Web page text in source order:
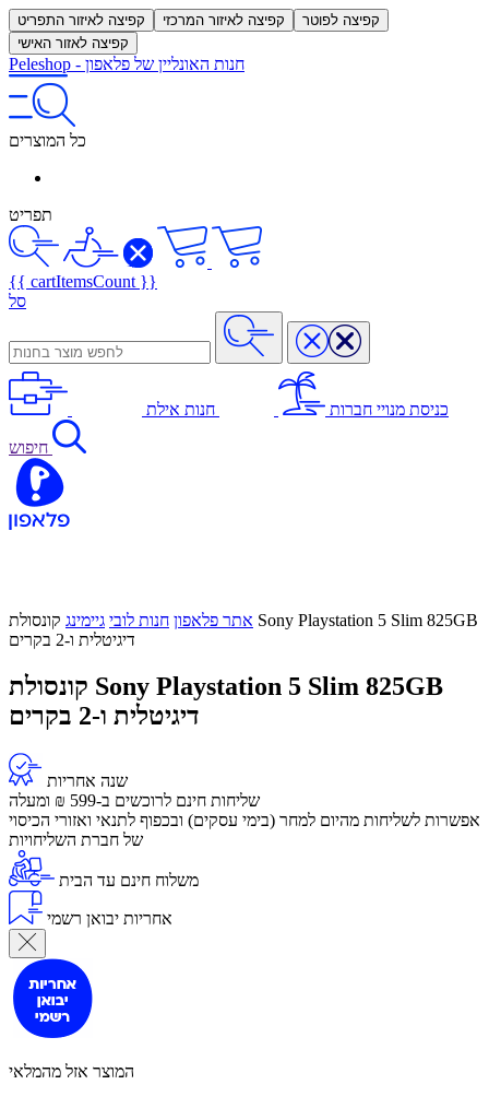
קפיצה לאיזור התפריט קפיצה לאיזור המרכזי
קפיצה לפוטר
קפיצה לאזור האישי
Peleshop - חנות האונליין של פלאפון
כל המוצרים
תפריט
{{ cartItemsCount }}
סל
כניסת מנויי חברות חנות אילת
חיפוש
אתר פלאפון חנות לובי גיימינג קונסולת Sony Playstation 5 Slim 825GB
דיגיטלית ו-2 בקרים
קונסולת Sony Playstation 5 Slim 825GB
דיגיטלית ו-2 בקרים
שנה אחריות
שליחות חינם לרוכשים ב-599 ₪ ומעלה
​אפשרות לשליחות מהיום למחר (בימי עסקים) ובכפוף לתנאי ואזורי הכיסוי
של חברת השליחויות
משלוח חינם עד הבית
אחריות יבואן רשמי
המוצר אזל מהמלאי